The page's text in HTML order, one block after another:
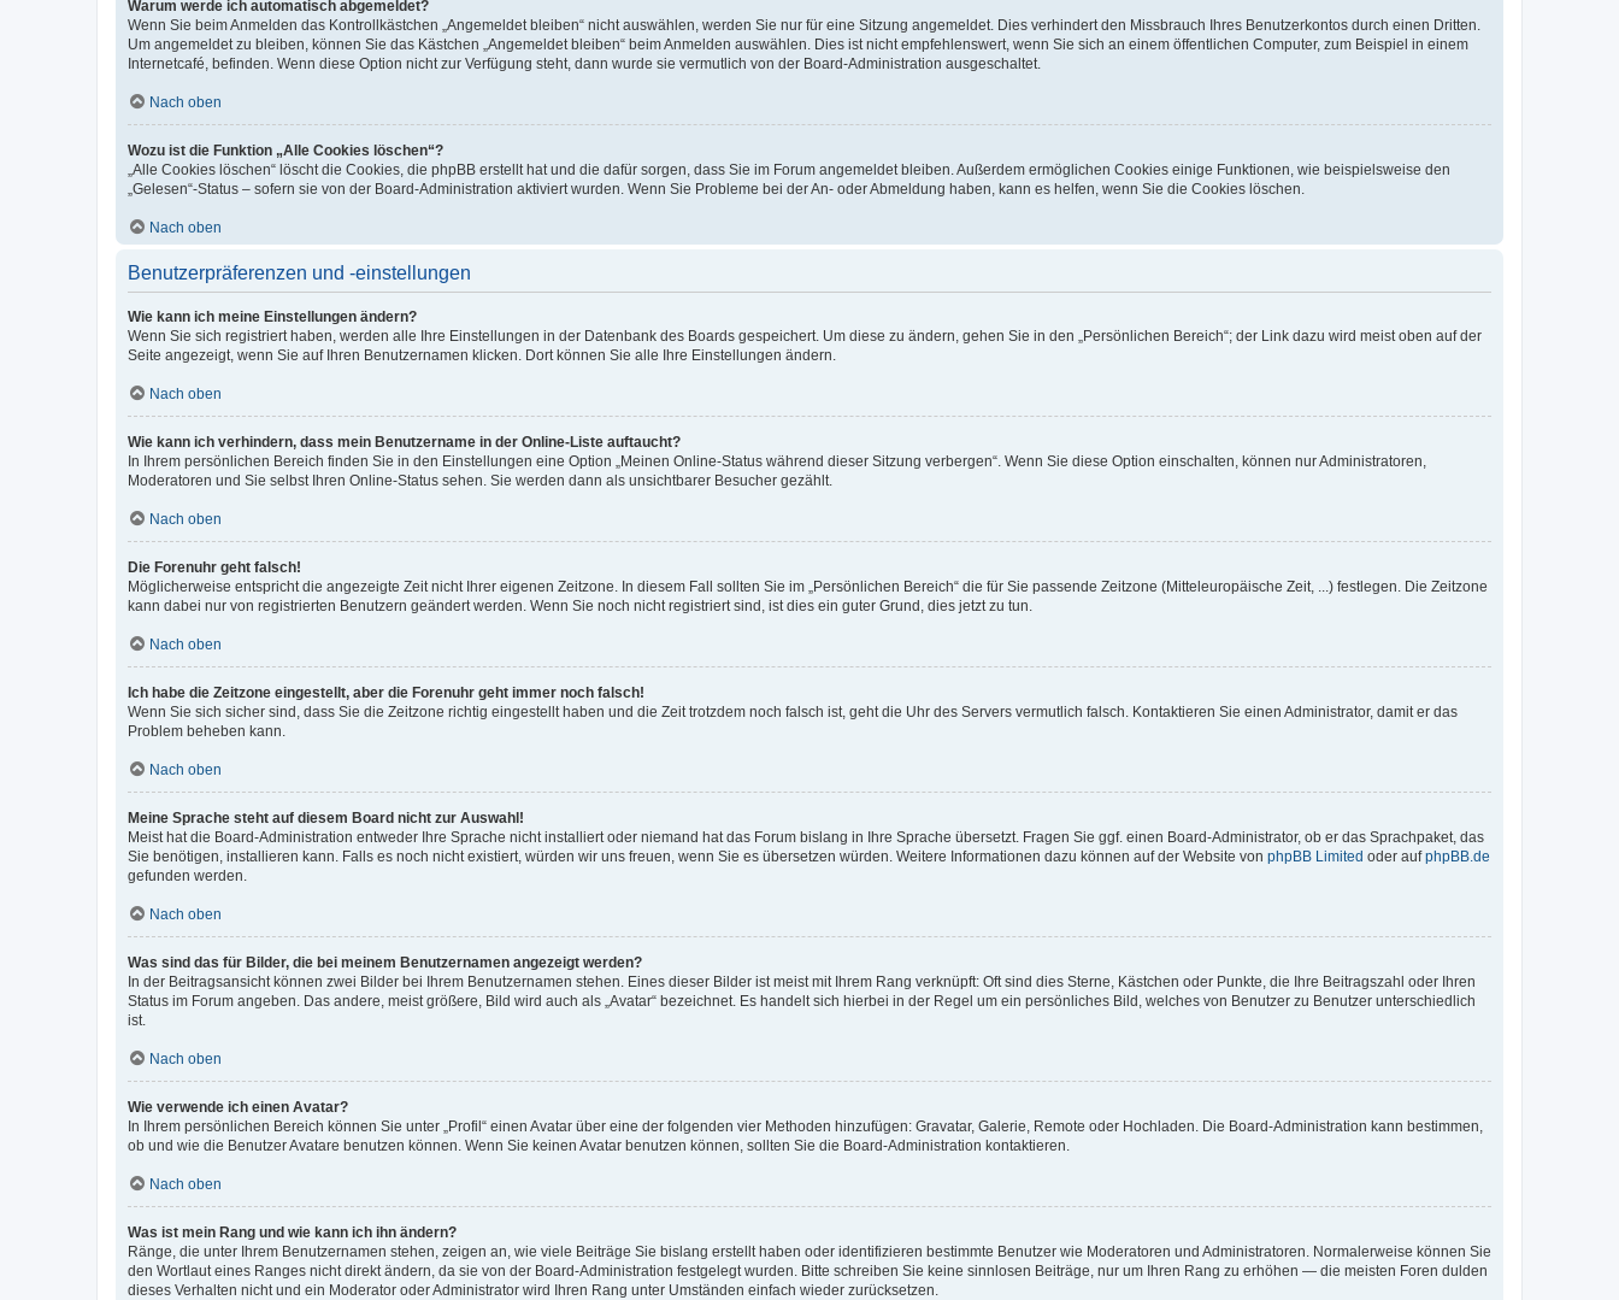
Warum werde ich automatisch abgemeldet?
Wenn Sie beim Anmelden das Kontrollkästchen „Angemeldet bleiben“ nicht auswählen, werden Sie nur für eine Sitzung angemeldet. Dies verhindert den Missbrauch Ihres Benutzerkontos durch einen Dritten.
Um angemeldet zu bleiben, können Sie das Kästchen „Angemeldet bleiben“ beim Anmelden auswählen. Dies ist nicht empfehlenswert, wenn Sie sich an einem öffentlichen Computer, zum Beispiel in einem
Internetcafé, befinden. Wenn diese Option nicht zur Verfügung steht, dann wurde sie vermutlich von der Board-Administration ausgeschaltet.
Nach oben
Wozu ist die Funktion „Alle Cookies löschen“?
„Alle Cookies löschen“ löscht die Cookies, die phpBB erstellt hat und die dafür sorgen, dass Sie im Forum angemeldet bleiben. Außerdem ermöglichen Cookies einige Funktionen, wie beispielsweise den
„Gelesen“-Status – sofern sie von der Board-Administration aktiviert wurden. Wenn Sie Probleme bei der An- oder Abmeldung haben, kann es helfen, wenn Sie die Cookies löschen.
Nach oben
Benutzerpräferenzen und -einstellungen
Wie kann ich meine Einstellungen ändern?
Wenn Sie sich registriert haben, werden alle Ihre Einstellungen in der Datenbank des Boards gespeichert. Um diese zu ändern, gehen Sie in den „Persönlichen Bereich“; der Link dazu wird meist oben auf der
Seite angezeigt, wenn Sie auf Ihren Benutzernamen klicken. Dort können Sie alle Ihre Einstellungen ändern.
Nach oben
Wie kann ich verhindern, dass mein Benutzername in der Online-Liste auftaucht?
In Ihrem persönlichen Bereich finden Sie in den Einstellungen eine Option „Meinen Online-Status während dieser Sitzung verbergen“. Wenn Sie diese Option einschalten, können nur Administratoren,
Moderatoren und Sie selbst Ihren Online-Status sehen. Sie werden dann als unsichtbarer Besucher gezählt.
Nach oben
Die Forenuhr geht falsch!
Möglicherweise entspricht die angezeigte Zeit nicht Ihrer eigenen Zeitzone. In diesem Fall sollten Sie im „Persönlichen Bereich“ die für Sie passende Zeitzone (Mitteleuropäische Zeit, ...) festlegen. Die Zeitzone
kann dabei nur von registrierten Benutzern geändert werden. Wenn Sie noch nicht registriert sind, ist dies ein guter Grund, dies jetzt zu tun.
Nach oben
Ich habe die Zeitzone eingestellt, aber die Forenuhr geht immer noch falsch!
Wenn Sie sich sicher sind, dass Sie die Zeitzone richtig eingestellt haben und die Zeit trotzdem noch falsch ist, geht die Uhr des Servers vermutlich falsch. Kontaktieren Sie einen Administrator, damit er das
Problem beheben kann.
Nach oben
Meine Sprache steht auf diesem Board nicht zur Auswahl!
Meist hat die Board-Administration entweder Ihre Sprache nicht installiert oder niemand hat das Forum bislang in Ihre Sprache übersetzt. Fragen Sie ggf. einen Board-Administrator, ob er das Sprachpaket, das
Sie benötigen, installieren kann. Falls es noch nicht existiert, würden wir uns freuen, wenn Sie es übersetzen würden. Weitere Informationen dazu können auf der Website von phpBB Limited oder aufphpBB.de
gefunden werden.
Nach oben
Was sind das für Bilder, die bei meinem Benutzernamen angezeigt werden?
In der Beitragsansicht können zwei Bilder bei Ihrem Benutzernamen stehen. Eines dieser Bilder ist meist mit Ihrem Rang verknüpft: Oft sind dies Sterne, Kästchen oder Punkte, die Ihre Beitragszahl oder Ihren
Status im Forum angeben. Das andere, meist größere, Bild wird auch als „Avatar“ bezeichnet. Es handelt sich hierbei in der Regel um ein persönliches Bild, welches von Benutzer zu Benutzer unterschiedlich
ist.
Nach oben
Wie verwende ich einen Avatar?
In Ihrem persönlichen Bereich können Sie unter „Profil“ einen Avatar über eine der folgenden vier Methoden hinzufügen: Gravatar, Galerie, Remote oder Hochladen. Die Board-Administration kann bestimmen,
ob und wie die Benutzer Avatare benutzen können. Wenn Sie keinen Avatar benutzen können, sollten Sie die Board-Administration kontaktieren.
Nach oben
Was ist mein Rang und wie kann ich ihn ändern?
Ränge, die unter Ihrem Benutzernamen stehen, zeigen an, wie viele Beiträge Sie bislang erstellt haben oder identifizieren bestimmte Benutzer wie Moderatoren und Administratoren. Normalerweise können Sie
den Wortlaut eines Ranges nicht direkt ändern, da sie von der Board-Administration festgelegt wurden. Bitte schreiben Sie keine sinnlosen Beiträge, nur um Ihren Rang zu erhöhen — die meisten Foren dulden
dieses Verhalten nicht und ein Moderator oder Administrator wird Ihren Rang unter Umständen einfach wieder zurücksetzen.